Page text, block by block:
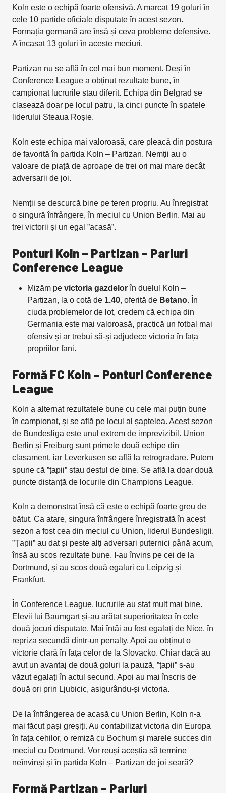
Koln este o echipă foarte ofensivă. A marcat 19 goluri în
cele 10 partide oficiale disputate în acest sezon.
Formația germană are însă și ceva probleme defensive.
A încasat 13 goluri în aceste meciuri.
Partizan nu se află în cel mai bun moment. Deși în
Conference League a obținut rezultate bune, în
campionat lucrurile stau diferit. Echipa din Belgrad se
clasează doar pe locul patru, la cinci puncte în spatele
liderului Steaua Roșie.
Koln este echipa mai valoroasă, care pleacă din postura
de favorită în partida Koln – Partizan. Nemții au o
valoare de piață de aproape de trei ori mai mare decât
adversarii de joi.
Nemții se descurcă bine pe teren propriu. Au înregistrat
o singură înfrângere, în meciul cu Union Berlin. Mai au
trei victorii și un egal ”acasă”.
Ponturi Koln – Partizan – Pariuri
Conference League
Mizăm pe victoria gazdelorîn duelul Koln –
Partizan, la o cotă de 1.40, oferită de Betano. În
ciuda problemelor de lot, credem că echipa din
Germania este mai valoroasă, practică un fotbal mai
ofensiv și ar trebui să-și adjudece victoria în fața
propriilor fani.
Formă FC Koln – Ponturi Conference
League
Koln a alternat rezultatele bune cu cele mai puțin bune
în campionat, și se află pe locul al șaptelea. Acest sezon
de Bundesliga este unul extrem de imprevizibil. Union
Berlin și Freiburg sunt primele două echipe din
clasament, iar Leverkusen se află la retrogradare. Putem
spune că ”țapii” stau destul de bine. Se află la doar două
puncte distanță de locurile din Champions League.
Koln a demonstrat însă că este o echipă foarte greu de
bătut. Ca atare, singura înfrângere înregistrată în acest
sezon a fost cea din meciul cu Union, liderul Bundesligii.
”Țapii” au dat și peste alți adversari puternici până acum,
însă au scos rezultate bune. I-au învins pe cei de la
Dortmund, și au scos două egaluri cu Leipzig și
Frankfurt.
În Conference League, lucrurile au stat mult mai bine.
Elevii lui Baumgart și-au arătat superioritatea în cele
două jocuri disputate. Mai întâi au fost egalați de Nice, în
repriza secundă dintr-un penalty. Apoi au obținut o
victorie clară în fața celor de la Slovacko. Chiar dacă au
avut un avantaj de două goluri la pauză, ”țapii” s-au
văzut egalați în actul secund. Apoi au mai înscris de
două ori prin Ljubicic, asigurându-și victoria.
De la înfrângerea de acasă cu Union Berlin, Koln n-a
mai făcut pași greșiți. Au contabilizat victoria din Europa
în fața cehilor, o remiză cu Bochum și marele succes din
meciul cu Dortmund. Vor reuși aceștia să termine
neînvinși și în partida Koln – Partizan de joi seară?
Formă Partizan – Pariuri